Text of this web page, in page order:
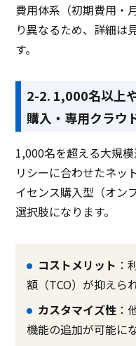
費用体系（初期費用・
り異なるため、詳細は
す。
2-2. 1,000名以上
購入・専用クラウ
1,000名を超える大規
リシーに合わせたネッ
イセンス購入型（オン
選択肢になります。
コストメリット ：
額（TCO）が抑えら
カスタマイズ性 ：
機能の追加が可能に